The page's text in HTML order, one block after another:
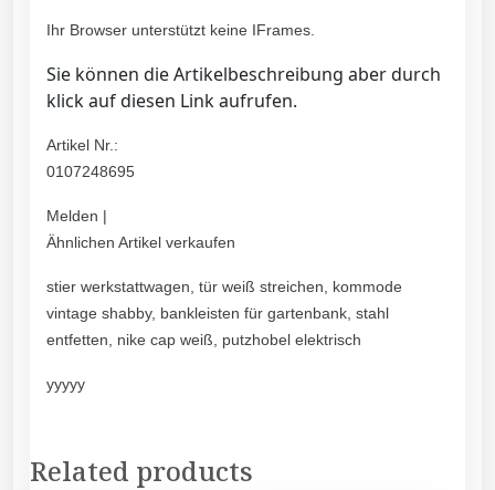
Ihr Browser unterstützt keine IFrames.
Sie können die Artikelbeschreibung aber durch
klick auf diesen Link aufrufen.
Artikel Nr.:
0107248695
Melden |
Ähnlichen Artikel verkaufen
stier werkstattwagen, tür weiß streichen, kommode
vintage shabby, bankleisten für gartenbank, stahl
entfetten, nike cap weiß, putzhobel elektrisch
yyyyy
Related products